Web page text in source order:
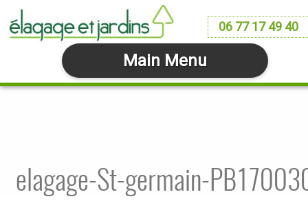
06 77 17 49 40
Main Menu
elagage-St-germain-